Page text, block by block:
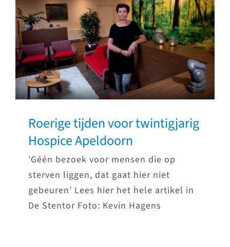
Roerige tijden voor twintigjarig
Hospice Apeldoorn
’Géén bezoek voor mensen die op
sterven liggen, dat gaat hier niet
gebeuren’ Lees hier het hele artikel in
De Stentor Foto: Kevin Hagens